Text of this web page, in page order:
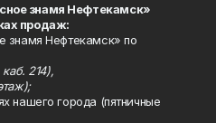
знамя Нефтекамск»
продаж:
знамя Нефтекамск» по
214),
нашего города (пятничные